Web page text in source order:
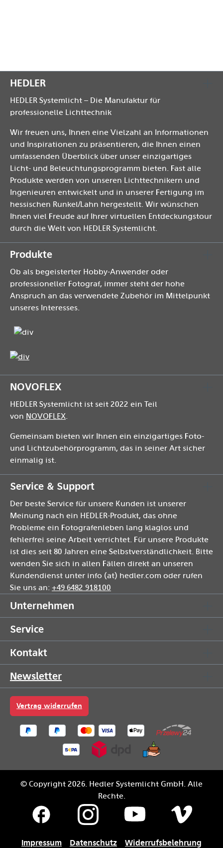
HEDLER
HEDLER Systemlicht – Die Manufaktur für
professionelle Lichttechnik
Wir freuen uns, Ihnen eine Vielzahl an Informationen
und Inspirationen zu präsentieren, die Ihnen einen
umfassenden Überblick über unser einzigartiges
Licht- und Beleuchtungsprogramm bieten. Fast alle
Produkte werden von unseren Lichttechnikern und
Ingenieuren entwickelt und in unserer Fertigung im
hessischen Runkel/Lahn hergestellt. Wir wünschen
Ihnen viel Freude auf Ihrer virtuellen Entdeckungstour
durch die Welt von HEDLER Systemlicht.
Produkte
Ob als begeisterter Hobby-Anwender oder
professioneller Fotograf, immer steht der hohe
Anspruch an das verwendete Zubehör im Mittelpunkt
unseres Interesses.
NOVOFLEX
HEDLER Systemlicht ist seit 2022 ein Teil
von NOVOFLEX.
Gemeinsam bieten wir Ihnen ein einzigartiges Foto-
und Lichtzubehörprogramm, das in seiner Art sicher
einmalig ist.
Service & Support
Der beste Service für unsere Kunden ist unserer
Meinung nach ein HEDLER-Produkt, das ohne
Probleme ein Fotografenleben lang klaglos und
fehlerfrei seine Arbeit verrichtet. Für unsere Produkte
ist dies seit 80 Jahren eine Selbstverständlichkeit. Bitte
wenden Sie sich in allen Fällen direkt an unseren
Kundendienst unter info (at) hedler.com oder rufen
Sie uns an: +49 6482 918100
Unternehmen
Service
Kontakt
Newsletter
Vertrag widerrufen
© Copyright 2026. Hedler Systemlicht GmbH. Alle
Rechte.
Impressum Datenschutz Widerrufsbelehrung